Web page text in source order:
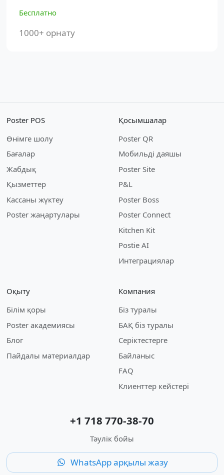
Бесплатно
1000+ орнату
Poster POS
Өнімге шолу
Бағалар
Жабдық
Қызметтер
Кассаны жүктеу
Poster жаңартулары
Қосымшалар
Poster QR
Мобильді даяшы
Poster Site
P&L
Poster Boss
Poster Connect
Kitchen Kit
Postie AI
Интеграциялар
Оқыту
Білім қоры
Poster академиясы
Блог
Пайдалы материалдар
Компания
Біз туралы
БАҚ біз туралы
Серіктестерге
Байланыс
FAQ
Клиенттер кейстері
+1 718 770-38-70
Тәулік бойы
WhatsApp арқылы жазу